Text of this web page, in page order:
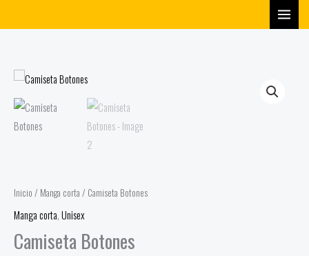
al
Inicio / Manga corta / Camiseta Botones
Manga corta,Unisex
Camiseta Botones
Camiseta
Botones
cantidad